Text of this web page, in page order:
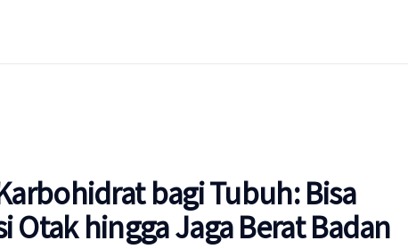
bagi Tubuh: Bisa
Otak hingga Jaga Berat Badan